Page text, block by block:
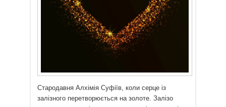
Стародавня Алхімія Суфіїв, коли серце із
залізного перетворюється на золоте. Залізо